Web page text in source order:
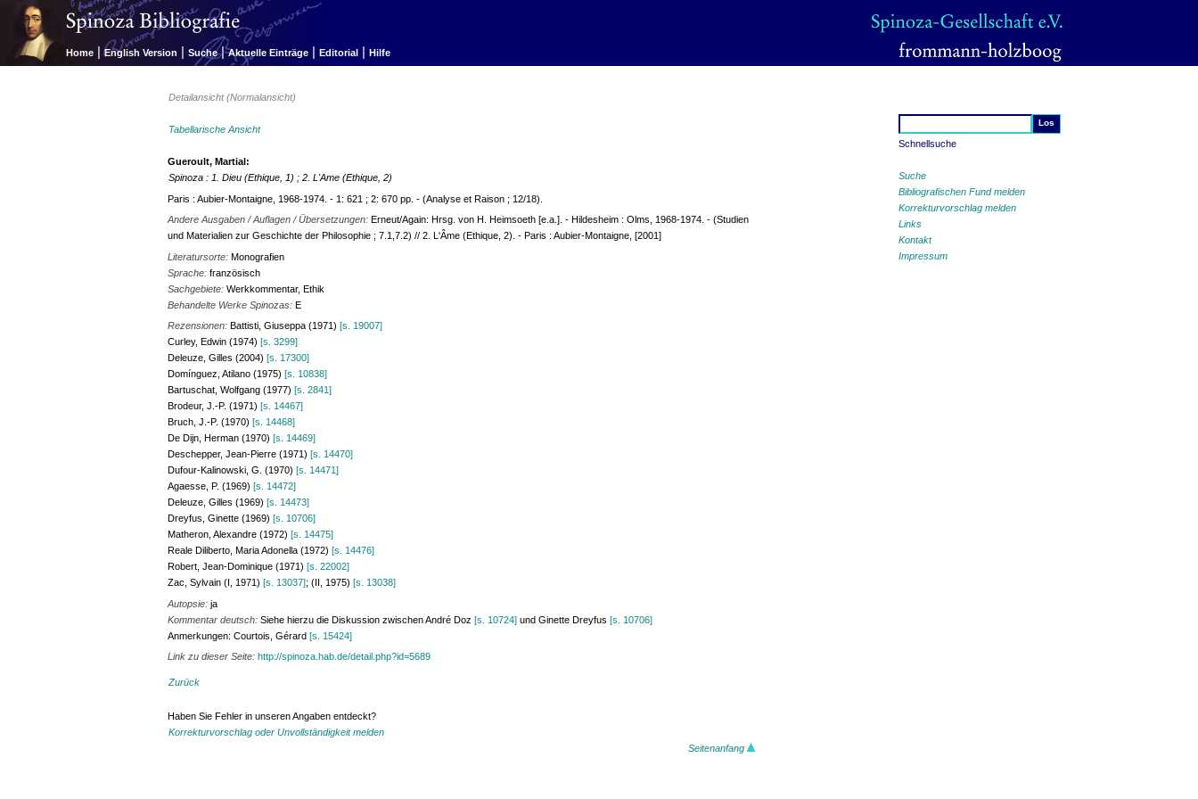
Home | English Version | Suche | Aktuelle Einträge | Editorial | Hilfe
Schnellsuche
Suche
Bibliografischen Fund melden
Korrekturvorschlag melden
Links
Kontakt
Impressum
Detailansicht (Normalansicht)
Tabellarische Ansicht
Gueroult, Martial:
Spinoza : 1. Dieu (Ethique, 1) ; 2. L'Ame (Ethique, 2)
Paris : Aubier-Montaigne, 1968-1974. - 1: 621 ; 2: 670 pp. - (Analyse et Raison ; 12/18).
Andere Ausgaben / Auflagen / Übersetzungen:Erneut/Again: Hrsg. von H. Heimsoeth [e.a.]. - Hildesheim : Olms, 1968-1974. - (Studien
und Materialien zur Geschichte der Philosophie ; 7.1,7.2) // 2. L'Âme (Ethique, 2). - Paris : Aubier-Montaigne, [2001]
Literatursorte:Monografien
Sprache:französisch
Sachgebiete:Werkkommentar, Ethik
Behandelte Werke Spinozas:E
Rezensionen:Battisti, Giuseppa (1971)[s. 19007]
Curley, Edwin (1974)[s. 3299]
Deleuze, Gilles (2004)[s. 17300]
Domínguez, Atilano (1975)[s. 10838]
Bartuschat, Wolfgang (1977)[s. 2841]
Brodeur, J.-P. (1971)[s. 14467]
Bruch, J.-P. (1970)[s. 14468]
De Dijn, Herman (1970)[s. 14469]
Deschepper, Jean-Pierre (1971)[s. 14470]
Dufour-Kalinowski, G. (1970)[s. 14471]
Agaesse, P. (1969)[s. 14472]
Deleuze, Gilles (1969)[s. 14473]
Dreyfus, Ginette (1969)[s. 10706]
Matheron, Alexandre (1972)[s. 14475]
Reale Diliberto, Maria Adonella (1972)[s. 14476]
Robert, Jean-Dominique (1971)[s. 22002]
Zac, Sylvain (I, 1971)[s. 13037]; (II, 1975)[s. 13038]
Autopsie:ja
Kommentar deutsch:Siehe hierzu die Diskussion zwischen André Doz[s. 10724] und Ginette Dreyfus[s. 10706]
Anmerkungen: Courtois, Gérard[s. 15424]
Link zu dieser Seite:http://spinoza.hab.de/detail.php?id=5689
Zurück
Haben Sie Fehler in unseren Angaben entdeckt?
Korrekturvorschlag oder Unvollständigkeit melden
Seitenanfang